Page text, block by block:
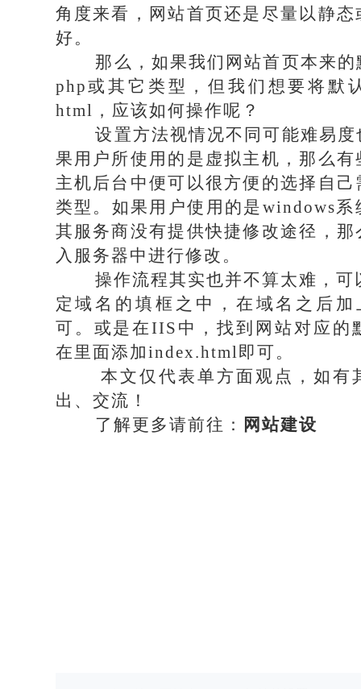
角度来看，网站首页还是尽量以静
好。
那么，如果我们网站首页本来的
php或其它类型，但我们想要将默
html，应该如何操作呢？
设置方法视情况不同可能难易度
果用户所使用的是虚拟主机，那么
主机后台中便可以很方便的选择自
类型。如果用户使用的是windows
其服务商没有提供快捷修改途径，
入服务器中进行修改。
操作流程其实也并不算太难，可
定域名的填框之中，在域名之后
可。或是在IIS中，找到网站对应的
在里面添加index.html即可。
本文仅代表单方面观点，如有
出、交流！
了解更多请前往：
网站建设